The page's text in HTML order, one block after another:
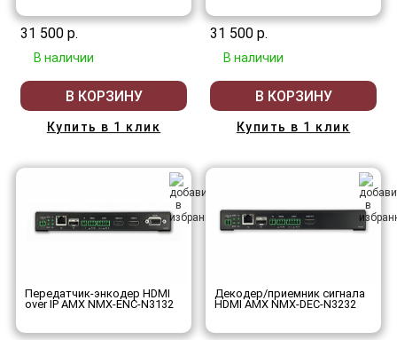
31 500 р.
В наличии
В КОРЗИНУ
Купить в 1 клик
31 500 р.
В наличии
В КОРЗИНУ
Купить в 1 клик
Передатчик-энкодер HDMI
over IP AMX NMX-ENC-N3132
Декодер/приемник сигнала
HDMI AMX NMX-DEC-N3232